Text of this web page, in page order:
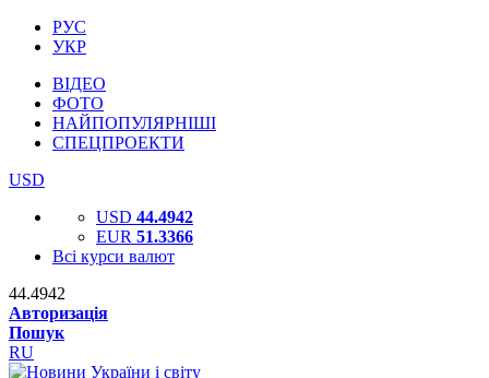
РУС
УКР
ВІДЕО
ФОТО
НАЙПОПУЛЯРНІШІ
СПЕЦПРОЕКТИ
USD
USD 44.4942
EUR 51.3366
Всі курси валют
44.4942
Авторизація
Пошук
RU